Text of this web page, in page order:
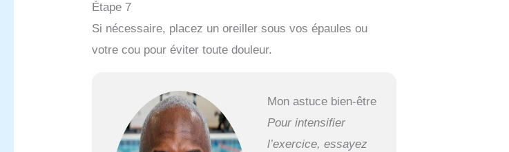
Étape 7
Si nécessaire, placez un oreiller sous vos épaules ou
votre cou pour éviter toute douleur.
Mon astuce bien-être
Pour intensifier
l’exercice, essayez